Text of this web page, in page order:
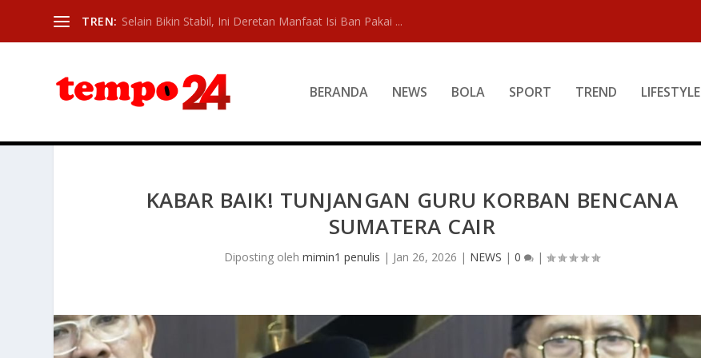
TREN: Selain Bikin Stabil, Ini Deretan Manfaat Isi Ban Pakai ...
BERANDA NEWS BOLA SPORT TREND LIFESTYLE
KABAR BAIK! TUNJANGAN GURU KORBAN BENCANA
SUMATERA CAIR
Diposting olehmimin1 penulis | Jan 26, 2026 | NEWS |0 |